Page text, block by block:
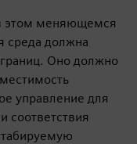
этом меняющемся
среда должна
Оно должно
управление для
соответствия